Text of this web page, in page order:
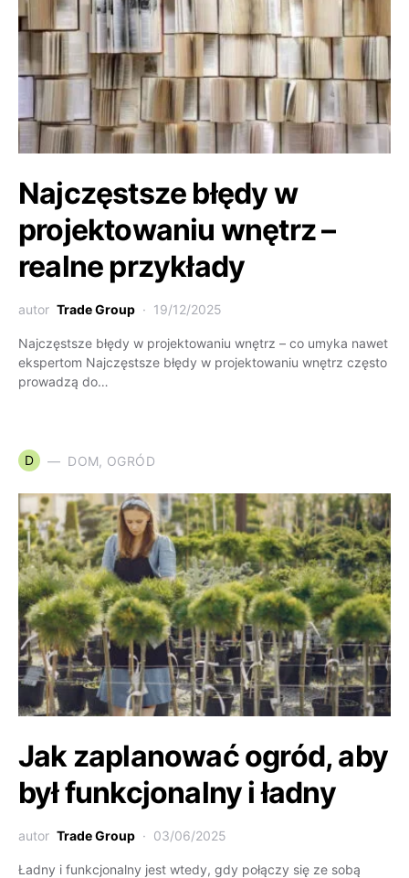
Najczęstsze błędy w
projektowaniu wnętrz –
realne przykłady
autor Trade Group 19/12/2025
Najczęstsze błędy w projektowaniu wnętrz – co umyka nawet
ekspertom Najczęstsze błędy w projektowaniu wnętrz często
prowadzą do…
D DOM, OGRÓD
Jak zaplanować ogród, aby
był funkcjonalny i ładny
autor Trade Group 03/06/2025
Ładny i funkcjonalny jest wtedy, gdy połączy się ze sobą